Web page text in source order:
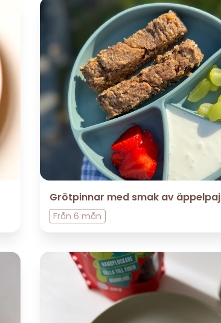
Grötpinnar med smak av äppelpaj
Från6 mån